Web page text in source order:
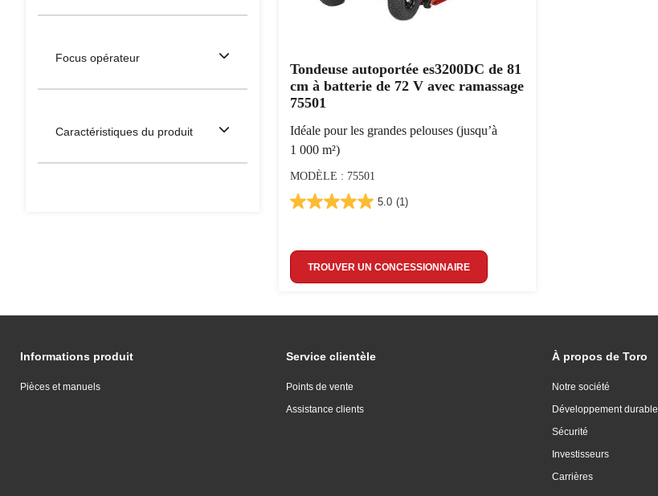
Focus opérateur
Caractéristiques du produit
Tondeuse autoportée es3200DC de 81
cm à batterie de 72 V avec ramassage
75501
Idéale pour les grandes pelouses (jusqu’à
1 000 m²)
MODÈLE : 75501
5.0 (1)
TROUVER UN CONCESSIONNAIRE
Informations produit
Pièces et manuels
Service clientèle
Points de vente
Assistance clients
À propos de Toro
Notre société
Développement durable
Sécurité
Investisseurs
Carrières